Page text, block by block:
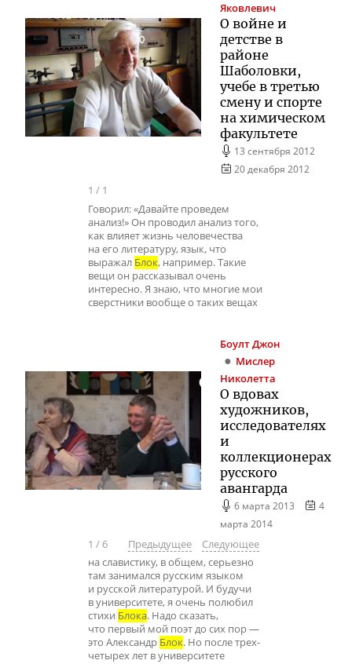
Яковлевич
О войне и
детстве в
районе
Шаболовки,
учебе в третью
смену и спорте
на химическом
факультете
13 сентября 2012
20 декабря 2012
1 / 1
Говорил: «Давайте проведем
анализ!» Он проводил анализ того,
как влияет жизнь человечества
на его литературу, язык, что
выражал Блок, например. Такие
вещи он рассказывал очень
интересно. Я знаю, что многие мои
сверстники вообще о таких вещах
БоултДжон
Мислер
Николетта
О вдовах
художников,
исследователях
и
коллекционерах
русского
авангарда
6 марта 2013
4
марта 2014
1 / 6 Предыдущее
Следующее
на славистику, в общем, серьезно
там занимался русским языком
и русской литературой. И будучи
в университете, я очень полюбил
стихи Блока. Надо сказать,
что первый мой поэт до сих пор —
это Александр Блок. Но после трех-
четырех лет в университете